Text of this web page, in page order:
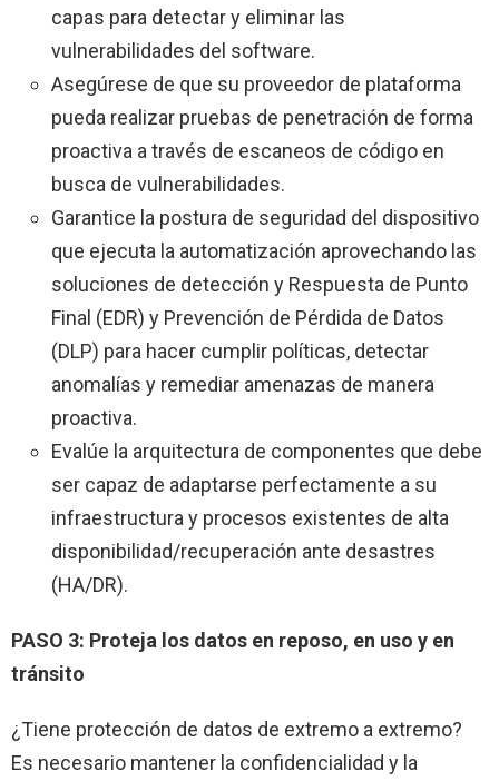
capas para detectar y eliminar las
vulnerabilidades del software.
Asegúrese de que su proveedor de plataforma
pueda realizar pruebas de penetración de forma
proactiva a través de escaneos de código en
busca de vulnerabilidades.
Garantice la postura de seguridad del dispositivo
que ejecuta la automatización aprovechando las
soluciones de detección y Respuesta de Punto
Final (EDR) y Prevención de Pérdida de Datos
(DLP) para hacer cumplir políticas, detectar
anomalías y remediar amenazas de manera
proactiva.
Evalúe la arquitectura de componentes que debe
ser capaz de adaptarse perfectamente a su
infraestructura y procesos existentes de alta
disponibilidad/recuperación ante desastres
(HA/DR).
PASO 3: Proteja los datos en reposo, en uso y en
tránsito
¿Tiene protección de datos de extremo a extremo?
Es necesario mantener la confidencialidad y la